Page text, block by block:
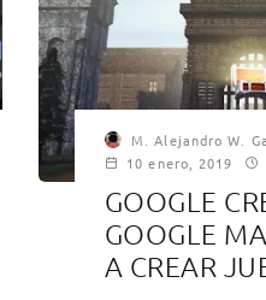
M. Alejandro W.
10 enero, 2019
GOOGLE
GOOGLE
A CREAR